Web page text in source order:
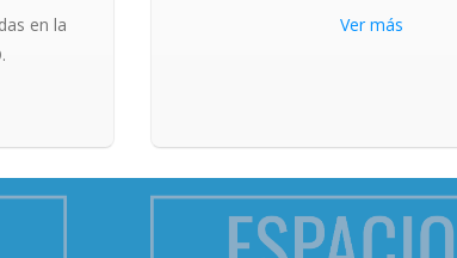
en la
Ver más